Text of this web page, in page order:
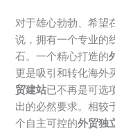
对于雄心勃勃、希望
说，拥有一个专业的
石。一个精心打造的
更是吸引和转化海外
贸建站已不再是可选
出的必然要求。相较
个自主可控的外贸独